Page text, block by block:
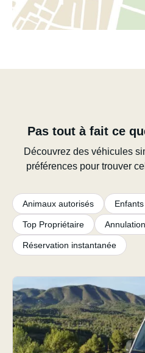
Pas tout à fait ce
Découvrez des véhicules
préférences pour trouver
Animaux autorisés
Top Propriétaire
Réservation instantanée